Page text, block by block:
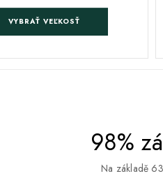
VYBRAŤ VEĽKOSŤ
98%
Na základě